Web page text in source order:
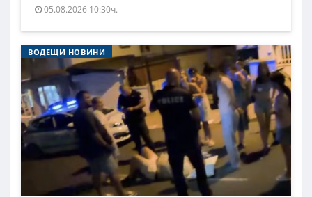
05.08.2026 10:30ч.
ВОДЕЩИ НОВИНИ